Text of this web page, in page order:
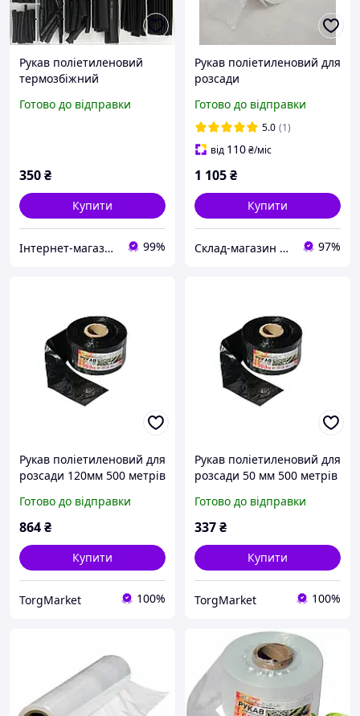
Рукав поліетиленовий
термозбіжний
POL M66562
Готово до відправки
350₴
Купити
Інтернет-магазин "DomTehno" ЗАВЖДИ НИЗЬКІ ЦІНИ 99%
Рукав поліетиленовий для
розсади
стаканчик.
Готово до відправки
5.0 (1)
від 110₴/міс
1 105₴
Купити
Склад-магазин "Свояк Group". 97%
Рукав поліетиленовий для
розсади 120мм 500 метрів
(чорний)
Готово до відправки
864₴
Купити
TorgMarket 100%
Рукав поліетиленовий для
розсади 50 мм 500 метрів
(чорний)
Готово до відправки
337₴
Купити
TorgMarket 100%